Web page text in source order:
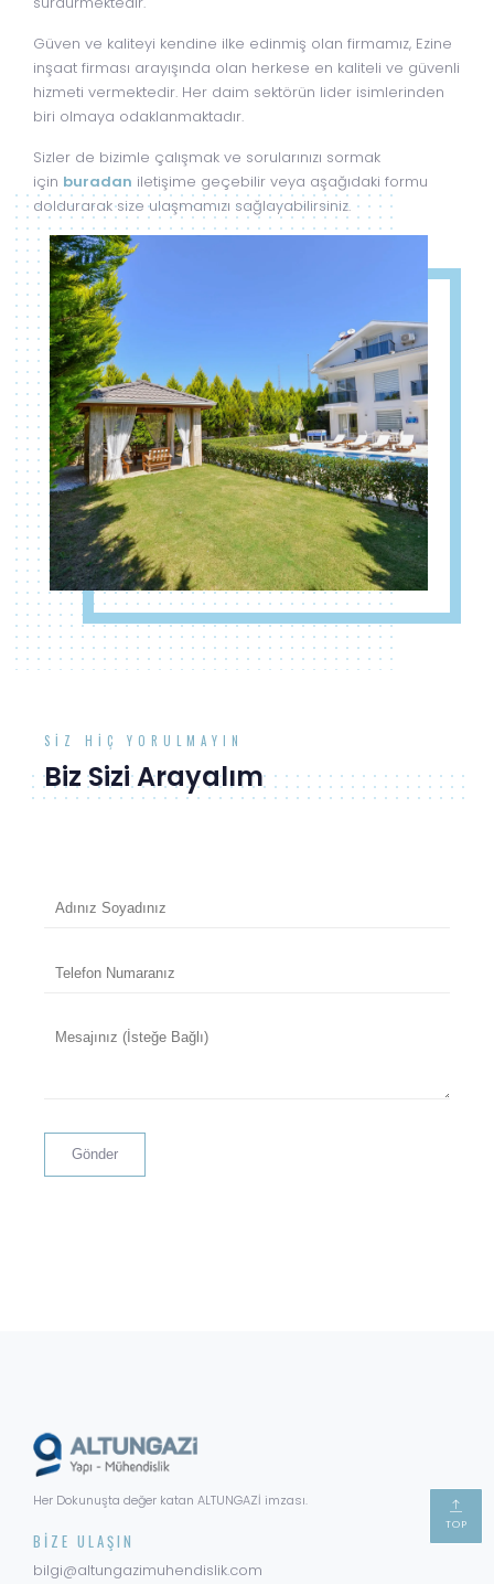
Güven ve kaliteyi kendine ilke edinmiş olan firmamız, Ezine
inşaat firması arayışında olan herkese en kaliteli ve güvenli
hizmeti vermektedir. Her daim sektörün lider isimlerinden
biri olmaya odaklanmaktadır.
Sizler de bizimle çalışmak ve sorularınızı sormak
için buradan iletişime geçebilir veya aşağıdaki formu
doldurarak size ulaşmamızı sağlayabilirsiniz.
SIZ HIÇ YORULMAYIN
Biz Sizi Arayalım
Her Dokunuşta değer katan ALTUNGAZİ imzası.
BIZE ULAŞIN
bilgi@altungazimuhendislik.com
TOP